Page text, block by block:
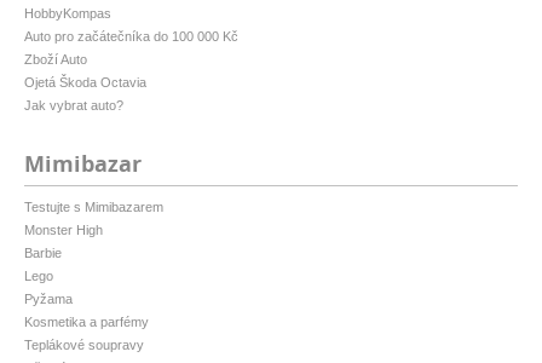
HobbyKompas
Auto pro začátečníka do 100 000 Kč
Zboží Auto
Ojetá Škoda Octavia
Jak vybrat auto?
Mimibazar
Testujte s Mimibazarem
Monster High
Barbie
Lego
Pyžama
Kosmetika a parfémy
Teplákové soupravy